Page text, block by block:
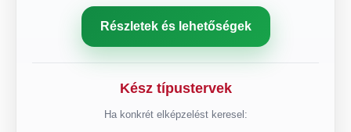
Részletek és lehetőségek
Kész típustervek
Ha konkrét elképzelést keresel: